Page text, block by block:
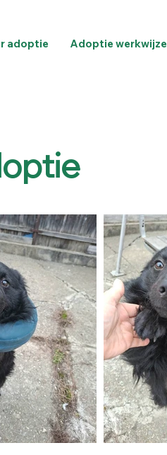
adoptie Adoptie werkwijze